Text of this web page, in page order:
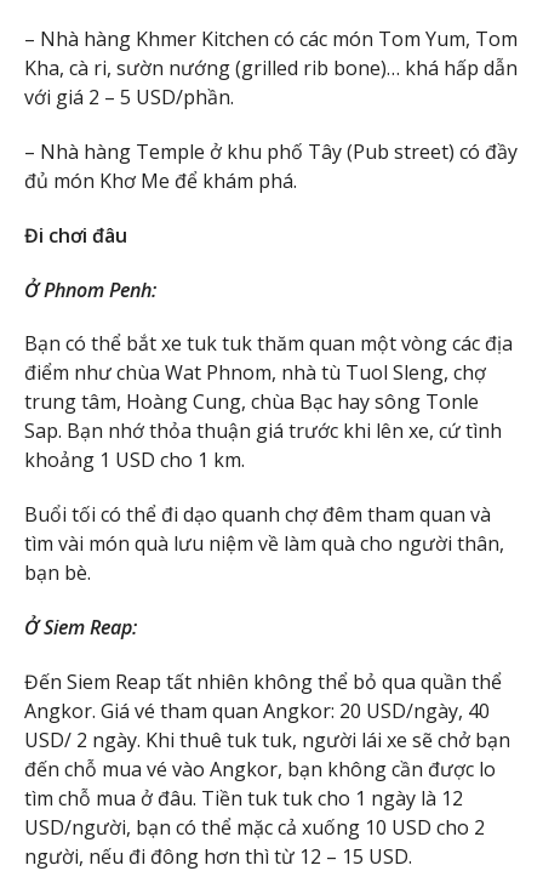
– Nhà hàng Khmer Kitchen có các món Tom Yum, Tom
Kha, cà ri, sườn nướng (grilled rib bone)… khá hấp dẫn
với giá 2 – 5 USD/phần.
– Nhà hàng Temple ở khu phố Tây (Pub street) có đầy
đủ món Khơ Me để khám phá.
Đi chơi đâu
Ở Phnom Penh:
Bạn có thể bắt xe tuk tuk thăm quan một vòng các địa
điểm như chùa Wat Phnom, nhà tù Tuol Sleng, chợ
trung tâm, Hoàng Cung, chùa Bạc hay sông Tonle
Sap. Bạn nhớ thỏa thuận giá trước khi lên xe, cứ tình
khoảng 1 USD cho 1 km.
Buổi tối có thể đi dạo quanh chợ đêm tham quan và
tìm vài món quà lưu niệm về làm quà cho người thân,
bạn bè.
Ở Siem Reap:
Đến Siem Reap tất nhiên không thể bỏ qua quần thể
Angkor. Giá vé tham quan Angkor: 20 USD/ngày, 40
USD/ 2 ngày. Khi thuê tuk tuk, người lái xe sẽ chở bạn
đến chỗ mua vé vào Angkor, bạn không cần được lo
tìm chỗ mua ở đâu. Tiền tuk tuk cho 1 ngày là 12
USD/người, bạn có thể mặc cả xuống 10 USD cho 2
người, nếu đi đông hơn thì từ 12 – 15 USD.